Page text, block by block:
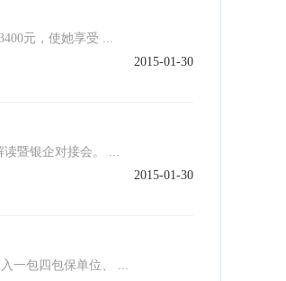
元，使她享受 ...
2015-01-30
读暨银企对接会。 ...
2015-01-30
一包四包保单位、 ...